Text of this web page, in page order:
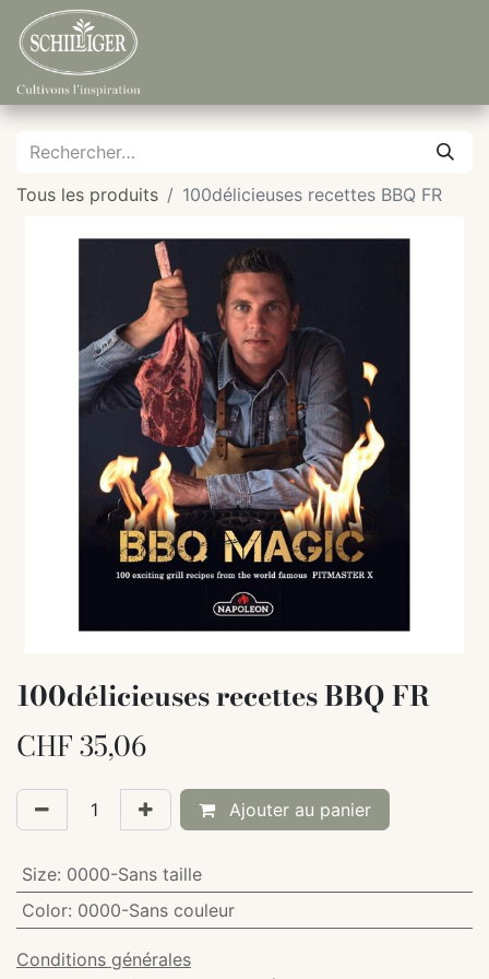
Tous les produits 100délicieuses recettes BBQ FR
100délicieuses recettes BBQ FR
CHF35,06
Ajouter au panier
Size: 0000-Sans taille
Color: 0000-Sans couleur
Conditions générales